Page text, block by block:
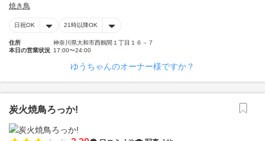
焼き鳥
日祝OK 21時以降OK
住所
神奈川県大和市西鶴間１丁目１６－７
本日の営業状況 17:00〜24:00
ゆうちゃんのオーナー様ですか？
炭火焼鳥ろっか!